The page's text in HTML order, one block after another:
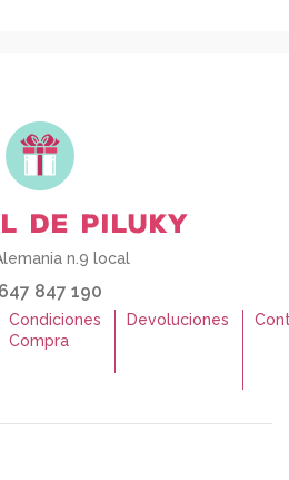
n.9 local
647 847 190
Condiciones
Compra
Devoluciones